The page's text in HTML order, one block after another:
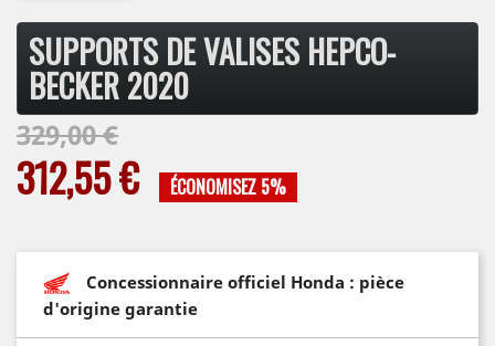
SUPPORTS DE VALISES HEPCO-
BECKER 2020
329,00 €
312,55 € ÉCONOMISEZ 5%
Concessionnaire officiel Honda : pièce
d'origine garantie